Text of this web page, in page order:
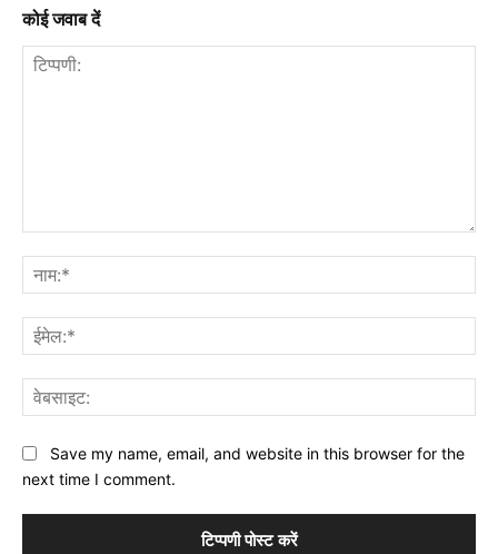
कोई जवाब दें
Save my name, email, and website in this browser for the
next time I comment.